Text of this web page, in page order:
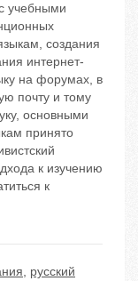
учебными
создания
интернет-
на форумах, в
почту и тому
основными
принято
к изучению
к
, русский